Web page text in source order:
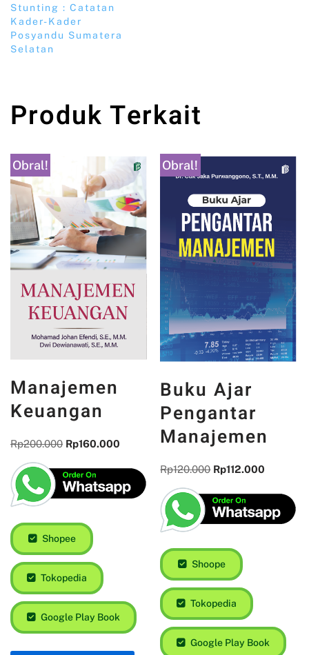
Stunting : Catatan
Kader-Kader
Posyandu Sumatera
Selatan
Produk Terkait
Obral!
Manajemen
Keuangan
Rp200.000 Rp160.000
Shopee
Tokopedia
Google Play Book
Obral!
Buku Ajar
Pengantar
Manajemen
Rp120.000 Rp112.000
Shoope
Tokopedia
Google Play Book